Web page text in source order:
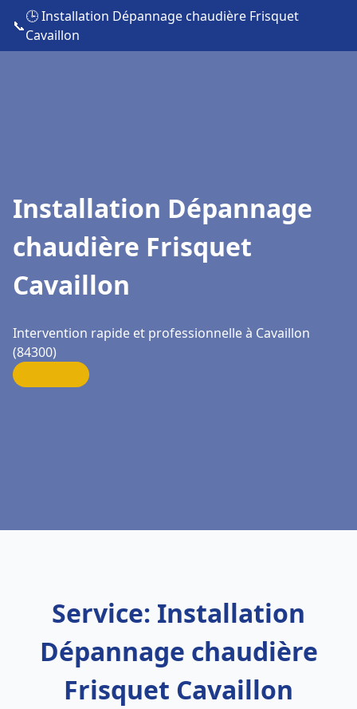
📞
🕒 Installation Dépannage chaudière Frisquet
Cavaillon
Installation Dépannage
chaudière Frisquet
Cavaillon
Intervention rapide et professionnelle à Cavaillon
(84300)
Service: Installation
Dépannage chaudière
Frisquet Cavaillon